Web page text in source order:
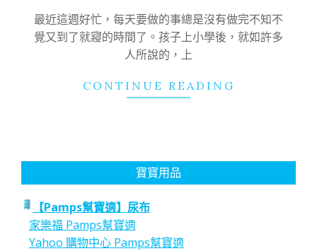
最近這週好忙，每天要做的事總是沒有做完不知不
覺又到了就寢的時間了。孩子上小學後，就如許多
人所說的，上
CONTINUE READING
寶寶用品
【Pamps幫寶適】尿布
家樂福 Pamps幫寶適
Yahoo 購物中心 Pamps幫寶適